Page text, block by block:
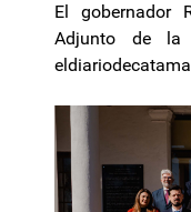
El gobernador
Adjunto de la